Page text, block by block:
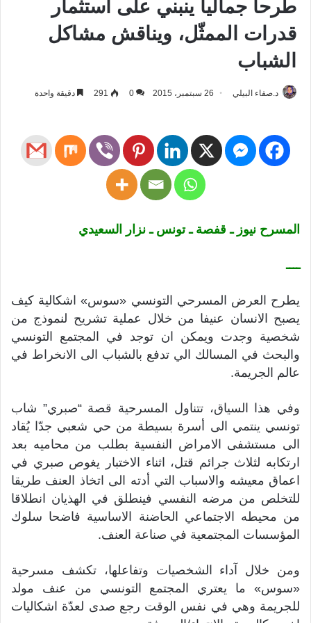
طرحا جماليا ينبني على استثمار
قدرات الممثّل، ويناقش مشاكل
الشباب
د.صفاء البيلي 26 سبتمبر، 2015 0
291 دقيقة واحدة
المسرح نيوز ـ قفصة ـ تونس ـ نزار السعيدي
ــــ
يطرح العرض المسرحي التونسي «سوس» اشكالية كيف
يصبح الانسان عنيفا من خلال عملية تشريح لنموذج من
شخصية وجدت ويمكن ان توجد في المجتمع التونسي
والبحث في المسالك الي تدفع بالشباب الى الانخراط في
عالم الجريمة.
وفي هذا السياق، تتناول المسرحية قصة “صبري” شاب
تونسي ينتمي الى أسرة بسيطة من حي شعبي جدّا يُقاد
الى مستشفى الامراض النفسية بطلب من محاميه بعد
ارتكابه لثلاث جرائم قتل، اثناء الاختبار يغوص صبري في
اعماق معيشه والاسباب التي أدته الى اتخاذ العنف طريقا
للتخلص من مرضه النفسي فينطلق في الهذيان انطلاقا
من محيطه الاجتماعي الحاضنة الاساسية فاضحا سلوك
المؤسسات المجتمعية في صناعة العنف.
ومن خلال آداء الشخصيات وتفاعلها، تكشف مسرحية
«سوس» ما يعتري المجتمع التونسي من عنف مولد
للجريمة وهي في نفس الوقت رجع صدى لعدّة اشكاليات